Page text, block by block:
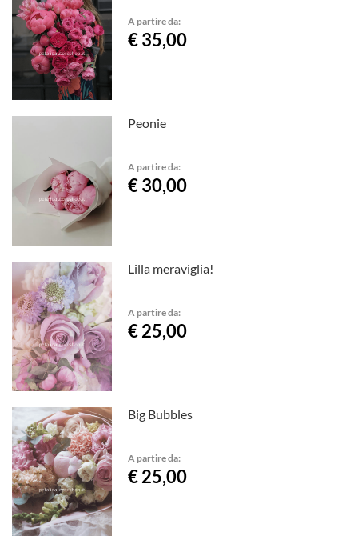
A partire da:
€ 35,00
Peonie
A partire da:
€ 30,00
Lilla meraviglia!
A partire da:
€ 25,00
Big Bubbles
A partire da:
€ 25,00